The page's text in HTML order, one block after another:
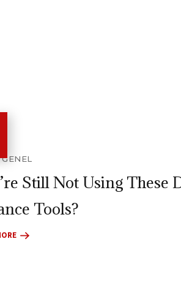
GENEL
Still Not Using These
Tools?